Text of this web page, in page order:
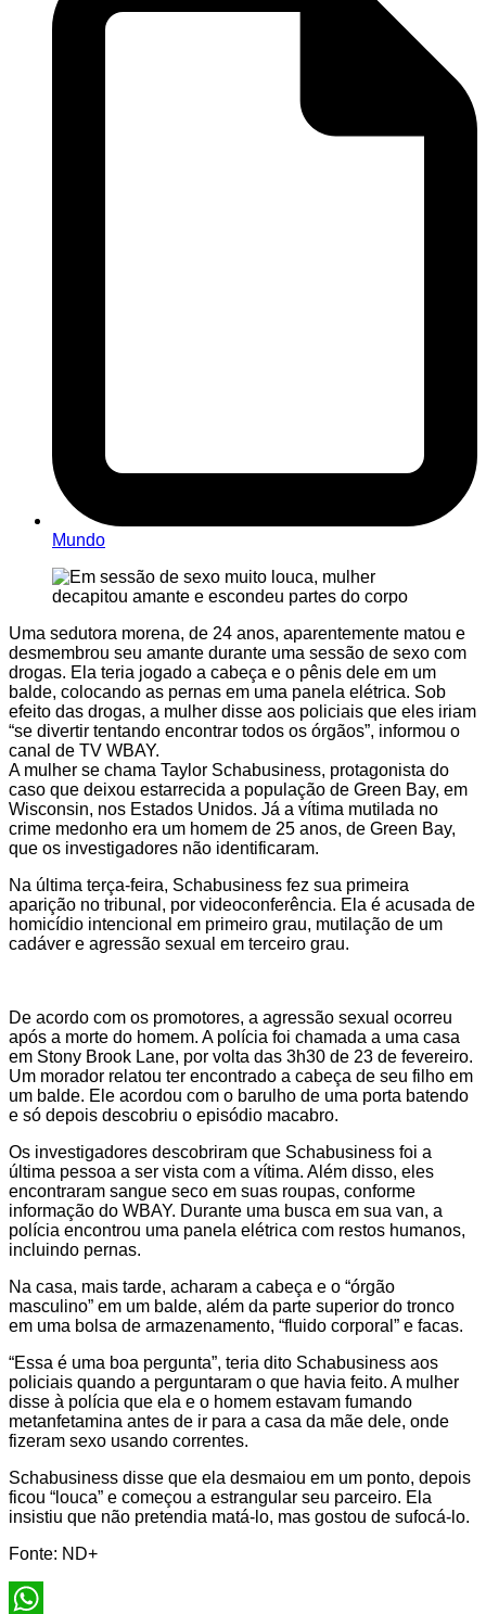
Mundo
Uma sedutora morena, de 24 anos, aparentemente matou e
desmembrou seu amante durante uma sessão de sexo com
drogas. Ela teria jogado a cabeça e o pênis dele em um
balde, colocando as pernas em uma panela elétrica. Sob
efeito das drogas, a mulher disse aos policiais que eles iriam
“se divertir tentando encontrar todos os órgãos”, informou o
canal de TV WBAY.
A mulher se chama Taylor Schabusiness, protagonista do
caso que deixou estarrecida a população de Green Bay, em
Wisconsin, nos Estados Unidos. Já a vítima mutilada no
crime medonho era um homem de 25 anos, de Green Bay,
que os investigadores não identificaram.
Na última terça-feira, Schabusiness fez sua primeira
aparição no tribunal, por videoconferência. Ela é acusada de
homicídio intencional em primeiro grau, mutilação de um
cadáver e agressão sexual em terceiro grau.
De acordo com os promotores, a agressão sexual ocorreu
após a morte do homem. A polícia foi chamada a uma casa
em Stony Brook Lane, por volta das 3h30 de 23 de fevereiro.
Um morador relatou ter encontrado a cabeça de seu filho em
um balde. Ele acordou com o barulho de uma porta batendo
e só depois descobriu o episódio macabro.
Os investigadores descobriram que Schabusiness foi a
última pessoa a ser vista com a vítima. Além disso, eles
encontraram sangue seco em suas roupas, conforme
informação do WBAY. Durante uma busca em sua van, a
polícia encontrou uma panela elétrica com restos humanos,
incluindo pernas.
Na casa, mais tarde, acharam a cabeça e o “órgão
masculino” em um balde, além da parte superior do tronco
em uma bolsa de armazenamento, “fluido corporal” e facas.
“Essa é uma boa pergunta”, teria dito Schabusiness aos
policiais quando a perguntaram o que havia feito. A mulher
disse à polícia que ela e o homem estavam fumando
metanfetamina antes de ir para a casa da mãe dele, onde
fizeram sexo usando correntes.
Schabusiness disse que ela desmaiou em um ponto, depois
ficou “louca” e começou a estrangular seu parceiro. Ela
insistiu que não pretendia matá-lo, mas gostou de sufocá-lo.
Fonte: ND+